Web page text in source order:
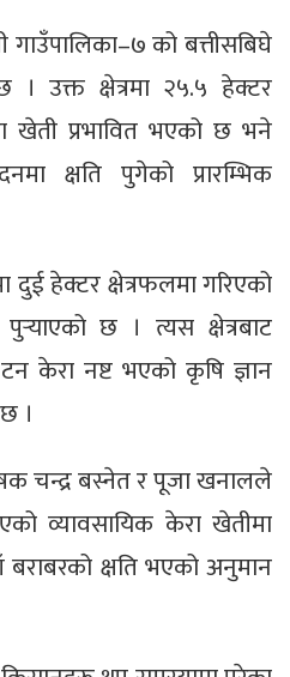
गाउँपालिका–७ को बत्तीसबिघे
। उक्त क्षेत्रमा २५.५ हेक्टर
खेती प्रभावित भएको छ भने
क्षति पुगेको प्रारम्भिक
हेक्टर क्षेत्रफलमा गरिएको
छ । त्यस क्षेत्रबाट
केरा नष्ट भएको कृषि ज्ञान
।
चन्द्र बस्नेत र पूजा खनालले
व्यावसायिक केरा खेतीमा
क्षति भएको अनुमान